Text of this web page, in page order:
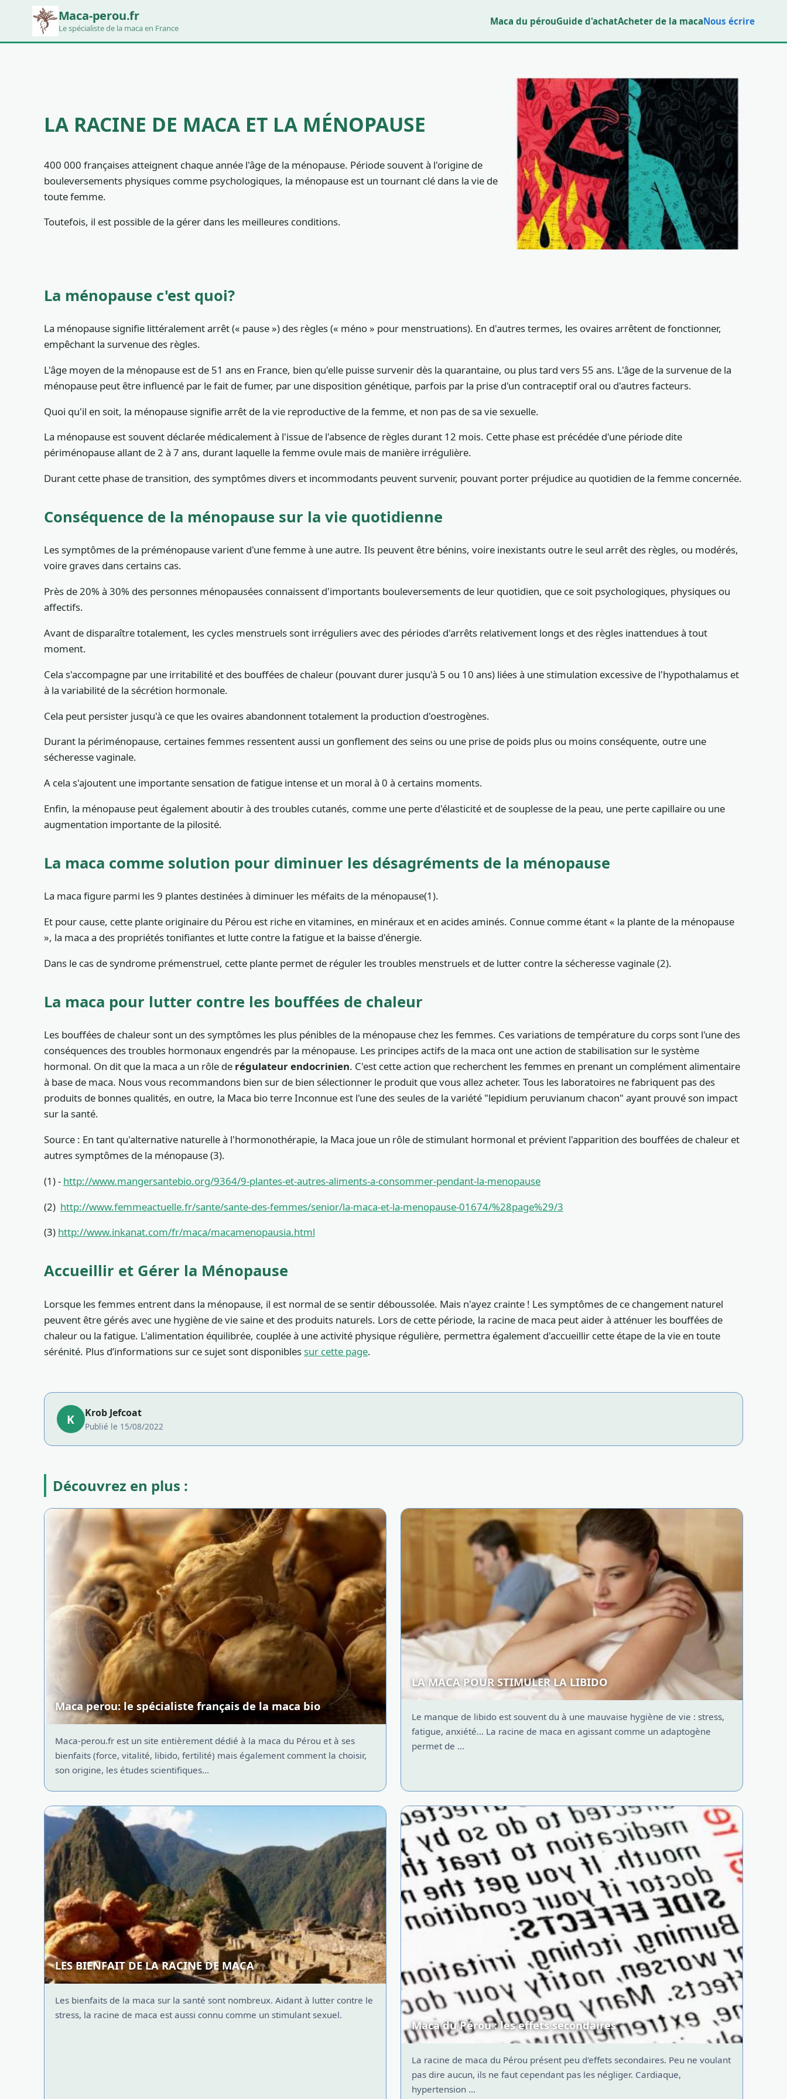
Maca-perou.fr
Le spécialiste de la maca en France
Maca du pérouGuide d'achatAcheter de la macaNous écrire
LA RACINE DE MACA ET LA MÉNOPAUSE
400 000 françaises atteignent chaque année l'âge de la ménopause. Période souvent à l'origine de
bouleversements physiques comme psychologiques, la ménopause est un tournant clé dans la vie de
toute femme.
Toutefois, il est possible de la gérer dans les meilleures conditions.
La ménopause c'est quoi?
La ménopause signifie littéralement arrêt (« pause ») des règles (« méno » pour menstruations). En d'autres termes, les ovaires arrêtent de fonctionner,
empêchant la survenue des règles.
L'âge moyen de la ménopause est de 51 ans en France, bien qu'elle puisse survenir dès la quarantaine, ou plus tard vers 55 ans. L'âge de la survenue de la
ménopause peut être influencé par le fait de fumer, par une disposition génétique, parfois par la prise d'un contraceptif oral ou d'autres facteurs.
Quoi qu'il en soit, la ménopause signifie arrêt de la vie reproductive de la femme, et non pas de sa vie sexuelle.
La ménopause est souvent déclarée médicalement à l'issue de l'absence de règles durant 12 mois. Cette phase est précédée d'une période dite
périménopause allant de 2 à 7 ans, durant laquelle la femme ovule mais de manière irrégulière.
Durant cette phase de transition, des symptômes divers et incommodants peuvent survenir, pouvant porter préjudice au quotidien de la femme concernée.
Conséquence de la ménopause sur la vie quotidienne
Les symptômes de la préménopause varient d'une femme à une autre. Ils peuvent être bénins, voire inexistants outre le seul arrêt des règles, ou modérés,
voire graves dans certains cas.
Près de 20% à 30% des personnes ménopausées connaissent d'importants bouleversements de leur quotidien, que ce soit psychologiques, physiques ou
affectifs.
Avant de disparaître totalement, les cycles menstruels sont irréguliers avec des périodes d'arrêts relativement longs et des règles inattendues à tout
moment.
Cela s'accompagne par une irritabilité et des bouffées de chaleur (pouvant durer jusqu'à 5 ou 10 ans) liées à une stimulation excessive de l'hypothalamus et
à la variabilité de la sécrétion hormonale.
Cela peut persister jusqu'à ce que les ovaires abandonnent totalement la production d'oestrogènes.
Durant la périménopause, certaines femmes ressentent aussi un gonflement des seins ou une prise de poids plus ou moins conséquente, outre une
sécheresse vaginale.
A cela s'ajoutent une importante sensation de fatigue intense et un moral à 0 à certains moments.
Enfin, la ménopause peut également aboutir à des troubles cutanés, comme une perte d'élasticité et de souplesse de la peau, une perte capillaire ou une
augmentation importante de la pilosité.
La maca comme solution pour diminuer les désagréments de la ménopause
La maca figure parmi les 9 plantes destinées à diminuer les méfaits de la ménopause(1).
Et pour cause, cette plante originaire du Pérou est riche en vitamines, en minéraux et en acides aminés. Connue comme étant « la plante de la ménopause
», la maca a des propriétés tonifiantes et lutte contre la fatigue et la baisse d'énergie.
Dans le cas de syndrome prémenstruel, cette plante permet de réguler les troubles menstruels et de lutter contre la sécheresse vaginale (2).
La maca pour lutter contre les bouffées de chaleur
Les bouffées de chaleur sont un des symptômes les plus pénibles de la ménopause chez les femmes. Ces variations de température du corps sont l'une des
conséquences des troubles hormonaux engendrés par la ménopause. Les principes actifs de la maca ont une action de stabilisation sur le système
hormonal. On dit que la maca a un rôle de régulateur endocrinien. C'est cette action que recherchent les femmes en prenant un complément alimentaire
à base de maca. Nous vous recommandons bien sur de bien sélectionner le produit que vous allez acheter. Tous les laboratoires ne fabriquent pas des
produits de bonnes qualités, en outre, la Maca bio terre Inconnue est l'une des seules de la variété "lepidium peruvianum chacon" ayant prouvé son impact
sur la santé.
Source : En tant qu'alternative naturelle à l'hormonothérapie, la Maca joue un rôle de stimulant hormonal et prévient l'apparition des bouffées de chaleur et
autres symptômes de la ménopause (3).
(1) - http://www.mangersantebio.org/9364/9-plantes-et-autres-aliments-a-consommer-pendant-la-menopause
(2) http://www.femmeactuelle.fr/sante/sante-des-femmes/senior/la-maca-et-la-menopause-01674/%28page%29/3
(3) http://www.inkanat.com/fr/maca/macamenopausia.html
Accueillir et Gérer la Ménopause
Lorsque les femmes entrent dans la ménopause, il est normal de se sentir déboussolée. Mais n'ayez crainte ! Les symptômes de ce changement naturel
peuvent être gérés avec une hygiène de vie saine et des produits naturels. Lors de cette période, la racine de maca peut aider à atténuer les bouffées de
chaleur ou la fatigue. L'alimentation équilibrée, couplée à une activité physique régulière, permettra également d'accueillir cette étape de la vie en toute
sérénité. Plus d’informations sur ce sujet sont disponibles sur cette page.
K Krob Jefcoat
Publié le 15/08/2022
Découvrez en plus :
Maca perou: le spécialiste français de la maca bio
Maca-perou.fr est un site entièrement dédié à la maca du Pérou et à ses
bienfaits (force, vitalité, libido, fertilité) mais également comment la choisir,
son origine, les études scientifiques...
LA MACA POUR STIMULER LA LIBIDO
Le manque de libido est souvent du à une mauvaise hygiène de vie : stress,
fatigue, anxiété... La racine de maca en agissant comme un adaptogène
permet de ...
LES BIENFAIT DE LA RACINE DE MACA
Les bienfaits de la maca sur la santé sont nombreux. Aidant à lutter contre le
stress, la racine de maca est aussi connu comme un stimulant sexuel.
Maca du Pérou : les effets secondaires
La racine de maca du Pérou présent peu d'effets secondaires. Peu ne voulant
pas dire aucun, ils ne faut cependant pas les négliger. Cardiaque,
hypertension ...